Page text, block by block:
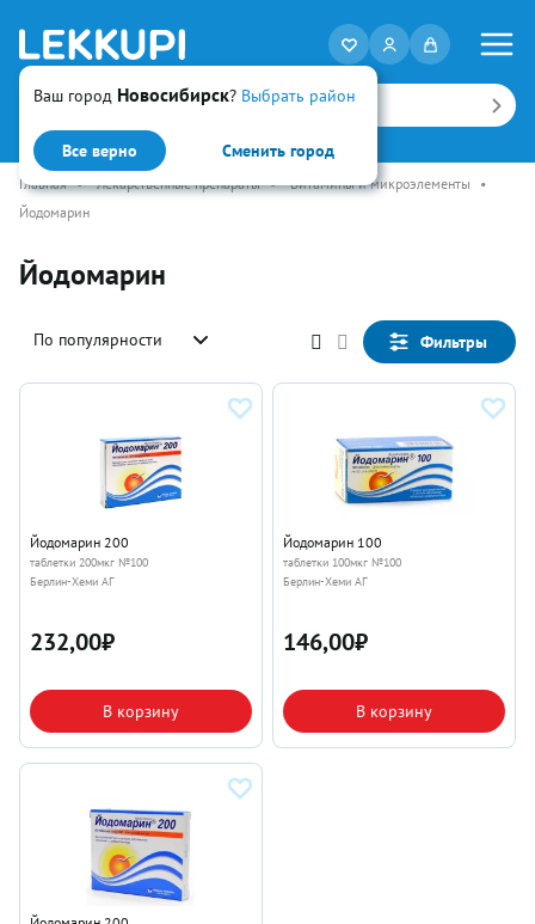
Ваш город Новосибирск? Выбрать район
Все верно Сменить город
Искать
Главная • Лекарственные препараты • Витамины и микроэлементы
•
Йодомарин
Йодомарин
По популярности Фильтры
Йодомарин 200
таблетки 200мкг №100
Берлин-Хеми АГ
232,00₽
В корзину
Йодомарин 100
таблетки 100мкг №100
Берлин-Хеми АГ
146,00₽
В корзину